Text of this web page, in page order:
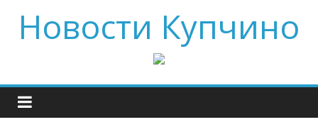
Новости Купчино